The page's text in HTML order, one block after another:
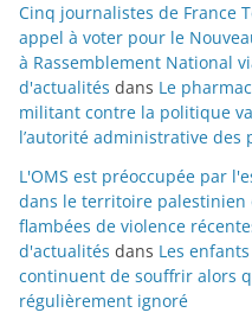
Cinq journalistes de France
appel à voter pour le
à Rassemblement National
d'actualités dans Le
militant contre la politique
l’autorité administrative
L'OMS est préoccupée par
dans le territoire palestinien
flambées de violence
d'actualités dans Les
continuent de souffrir alors
régulièrement ignoré